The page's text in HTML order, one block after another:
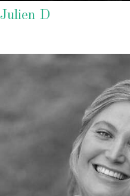
Julien D